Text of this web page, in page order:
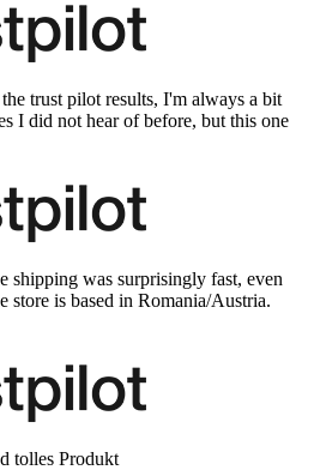
trust pilot results, I'm always a bit
I did not hear of before, but this one
shipping was surprisingly fast, even
store is based in Romania/Austria.
tolles Produkt